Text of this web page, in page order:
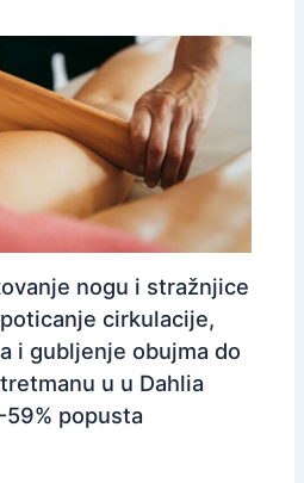
nogu i stražnjice
cirkulacije,
i gubljenje obujma do
u u Dahlia
popusta